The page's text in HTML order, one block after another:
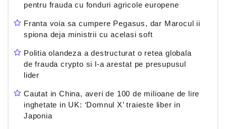
pentru frauda cu fonduri agricole europene
Franta voia sa cumpere Pegasus, dar Marocul ii
spiona deja ministrii cu acelasi soft
Politia olandeza a destructurat o retea globala
de frauda crypto si l-a arestat pe presupusul
lider
Cautat in China, averi de 100 de milioane de lire
inghetate in UK: ‘Domnul X’ traieste liber in
Japonia